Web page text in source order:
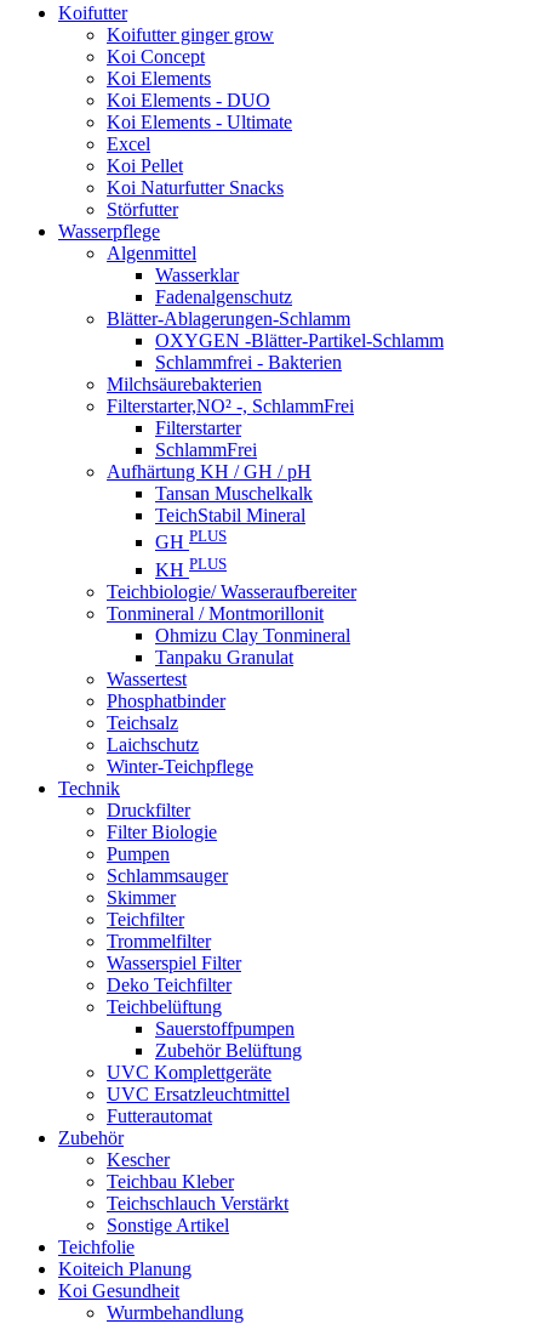
Koifutter
Koifutter ginger grow
Koi Concept
Koi Elements
Koi Elements - DUO
Koi Elements - Ultimate
Excel
Koi Pellet
Koi Naturfutter Snacks
Störfutter
Wasserpflege
Algenmittel
Wasserklar
Fadenalgenschutz
Blätter-Ablagerungen-Schlamm
OXYGEN -Blätter-Partikel-Schlamm
Schlammfrei - Bakterien
Milchsäurebakterien
Filterstarter,NO² -, SchlammFrei
Filterstarter
SchlammFrei
Aufhärtung KH / GH / pH
Tansan Muschelkalk
TeichStabil Mineral
GH PLUS
KH PLUS
Teichbiologie/ Wasseraufbereiter
Tonmineral / Montmorillonit
Ohmizu Clay Tonmineral
Tanpaku Granulat
Wassertest
Phosphatbinder
Teichsalz
Laichschutz
Winter-Teichpflege
Technik
Druckfilter
Filter Biologie
Pumpen
Schlammsauger
Skimmer
Teichfilter
Trommelfilter
Wasserspiel Filter
Deko Teichfilter
Teichbelüftung
Sauerstoffpumpen
Zubehör Belüftung
UVC Komplettgeräte
UVC Ersatzleuchtmittel
Futterautomat
Zubehör
Kescher
Teichbau Kleber
Teichschlauch Verstärkt
Sonstige Artikel
Teichfolie
Koiteich Planung
Koi Gesundheit
Wurmbehandlung